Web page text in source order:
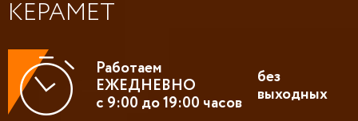
КЕРАМЕТ
Работаем
ЕЖЕДНЕВНО
с 9:00 до 19:00 часов
без
выходных